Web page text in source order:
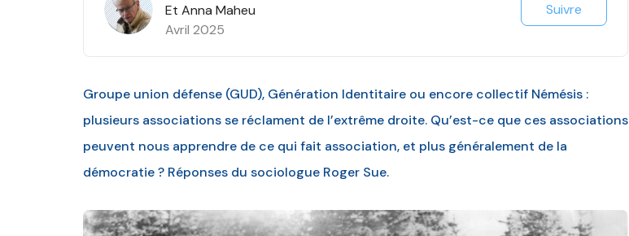
Et Anna Maheu
Avril 2025
Suivre
Groupe union défense (GUD), Génération Identitaire ou encore collectif Némésis :
plusieurs associations se réclament de l’extrême droite. Qu’est-ce que ces associations
peuvent nous apprendre de ce qui fait association, et plus généralement de la
démocratie ? Réponses du sociologue Roger Sue.